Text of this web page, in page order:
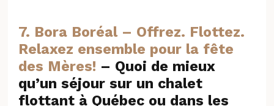
7. Bora Boréal – Offrez. Flottez.
Relaxez ensemble pour la fête
des Mères! – Quoi de mieux
qu’un séjour sur un chalet
flottant à Québec ou dans les